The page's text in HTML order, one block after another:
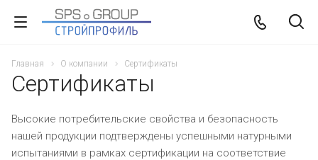
Главная О компании Сертификаты
Сертификаты
Высокие потребительские свойства и безопасность
нашей продукции подтверждены успешными натурными
испытаниями в рамках сертификации на соответствие